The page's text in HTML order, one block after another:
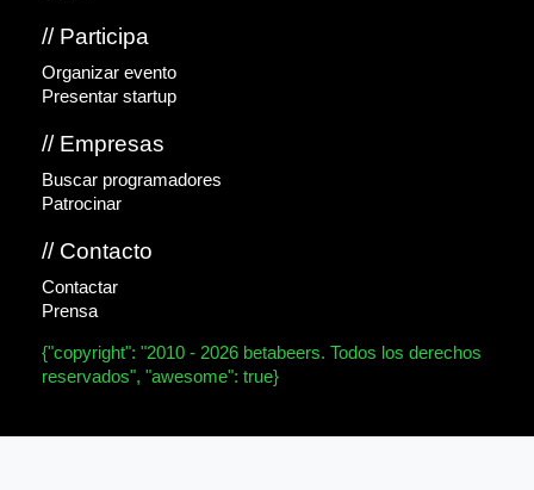
// Participa
Organizar evento
Presentar startup
// Empresas
Buscar programadores
Patrocinar
// Contacto
Contactar
Prensa
{"copyright": "2010 - 2026 betabeers. Todos los derechos
reservados", "awesome": true}